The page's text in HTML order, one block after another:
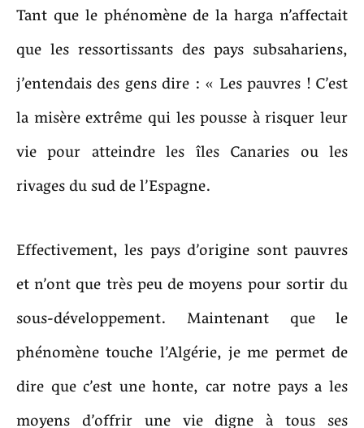
Tant que le phénomène de la harga n’affectait
que les ressortissants des pays subsahariens,
j’entendais des gens dire : « Les pauvres ! C’est
la misère extrême qui les pousse à risquer leur
vie pour atteindre les îles Canaries ou les
rivages du sud de l’Espagne.
Effectivement, les pays d’origine sont pauvres
et n’ont que très peu de moyens pour sortir du
sous-développement. Maintenant que le
phénomène touche l’Algérie, je me permet de
dire que c’est une honte, car notre pays a les
moyens d’offrir une vie digne à tous ses